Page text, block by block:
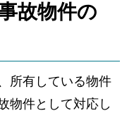
故物件の
所有している物件
物件として対応し